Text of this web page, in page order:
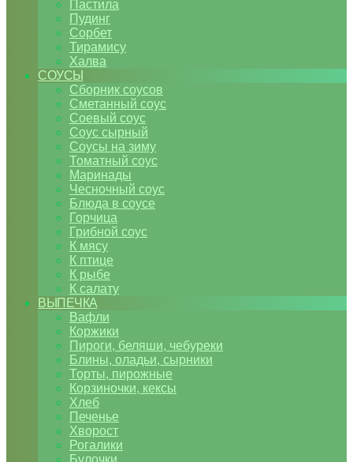
Пастила
Пудинг
Сорбет
Тирамису
Халва
СОУСЫ
Сборник соусов
Сметанный соус
Соевый соус
Соус сырный
Соусы на зиму
Томатный соус
Маринады
Чесночный соус
Блюда в соусе
Горчица
Грибной соус
К мясу
К птице
К рыбе
К салату
ВЫПЕЧКА
Вафли
Коржики
Пироги, беляши, чебуреки
Блины, оладьи, сырники
Торты, пирожные
Корзиночки, кексы
Хлеб
Печенье
Хворост
Рогалики
Булочки